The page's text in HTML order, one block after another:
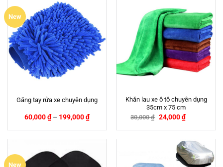
New
Găng tay rửa xe chuyên dụng
60,000₫ – 199,000₫
Khăn lau xe ô tô chuyên dụng
35cm x 75 cm
30,000₫ 24,000₫
New